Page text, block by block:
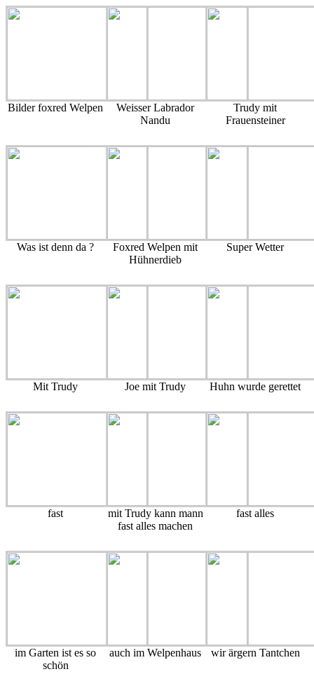
Bilder foxred Welpen
Weisser Labrador
Nandu
Trudy mit
Frauensteiner
Was ist denn da ?
Foxred Welpen mit
Hühnerdieb
Super Wetter
Mit Trudy Joe mit Trudy Huhn wurde gerettet
fast
mit Trudy kann mann
fast alles machen
fast alles
im Garten ist es so
schön
auch im Welpenhaus wir ärgern Tantchen